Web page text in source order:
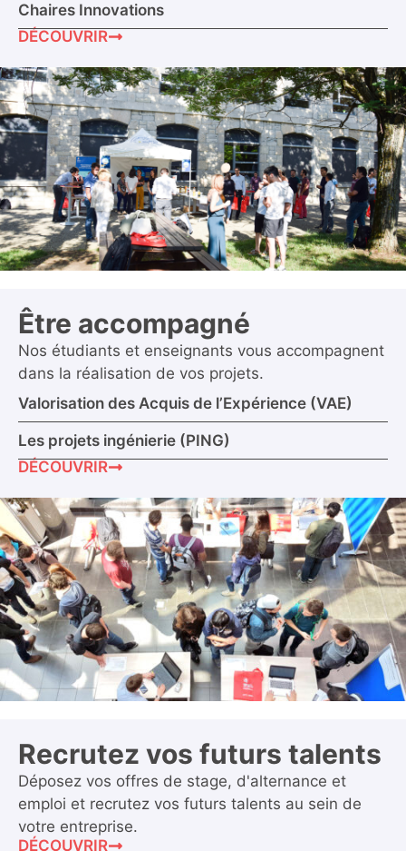
DÉCOUVRIR
Chaires Innovations
Être accompagné
Nos étudiants et enseignants vous accompagnent
dans la réalisation de vos projets.
DÉCOUVRIR
Valorisation des Acquis de l’Expérience (VAE)
Les projets ingénierie (PING)
Recrutez vos futurs talents
Déposez vos offres de stage, d'alternance et
emploi et recrutez vos futurs talents au sein de
votre entreprise.
DÉCOUVRIR